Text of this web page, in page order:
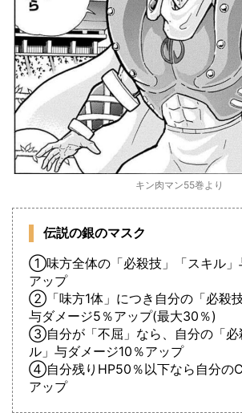
キン肉マン55巻より
伝説の銀のマスク
①味方全体の「必殺技」「スキル」
アップ
②「味方1体」につき自分の「必殺技
与ダメージ5％アップ(最大30％)
③自分が「不屈」なら、自分の「必
ル」与ダメージ10％アップ
④自分残りHP50％以下なら自分の
アップ